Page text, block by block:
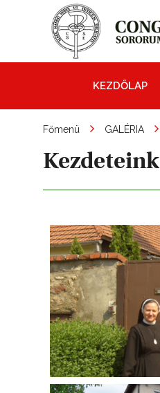
KEZDŐLAP
Főmenü GALÉRIA
Kezdeteink